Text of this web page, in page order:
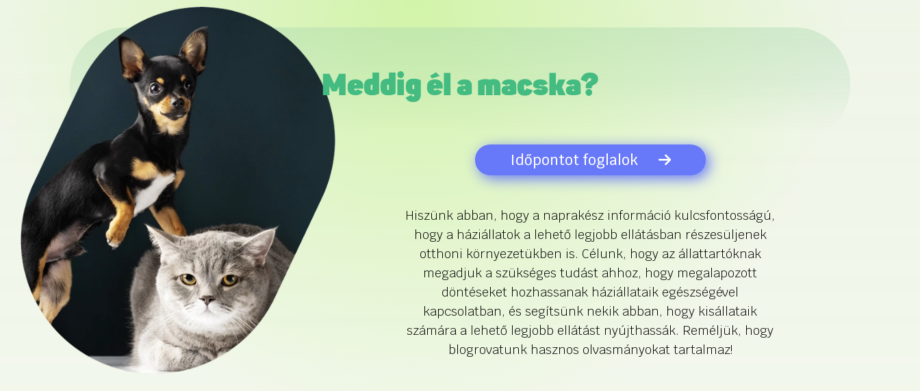
Meddig él a macska?
Időpontot foglalok
Hiszünk abban, hogy a naprakész információ kulcsfontosságú,
hogy a háziállatok a lehető legjobb ellátásban részesüljenek
otthoni környezetükben is. Célunk, hogy az állattartóknak
megadjuk a szükséges tudást ahhoz, hogy megalapozott
döntéseket hozhassanak háziállataik egészségével
kapcsolatban, és segítsünk nekik abban, hogy kisállataik
számára a lehető legjobb ellátást nyújthassák. Reméljük, hogy
blogrovatunk hasznos olvasmányokat tartalmaz!